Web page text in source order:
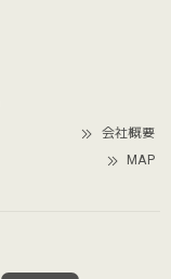
会社概要
MAP